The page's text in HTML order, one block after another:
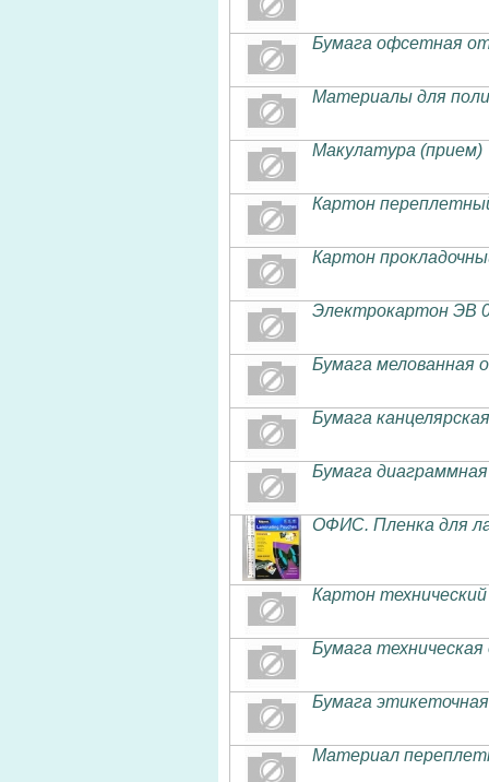
Бумага офсетная
Материалы для
Макулатура (прием)
Картон
Картон
Электрокартон ЭВ
Бумага мелованная
Бумага
Бумага
ОФИС. Пленка для
Картон
Бумага
Бумага
Материал